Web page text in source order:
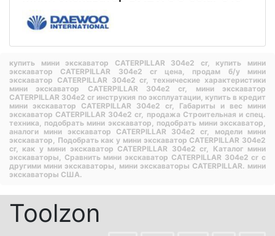
купить мини экскаватор CATERPILLAR 304e2 cr, купить мини
экскаватор CATERPILLAR 304e2 cr цена, продам б/у мини
экскаватор CATERPILLAR 304e2 cr,технические характеристики
мини экскаватор CATERPILLAR 304e2 cr, мини экскаватор
CATERPILLAR 304e2 cr инструкия по эксплуатации, купить в кредит
мини экскаватор CATERPILLAR 304e2 cr, Габариты и вес мини
экскаватор CATERPILLAR 304e2 cr, продажа Строительная и спец.
техника, подобрать мини экскаватор, подобрать мини экскаватор,
аналоги мини экскаватор CATERPILLAR 304e2 cr, модели мини
экскаватор, Подобрать как у мини экскаватор CATERPILLAR 304e2
cr, как у мини экскаватор CATERPILLAR 304e2 cr, Каталог мини
экскаваторы, Сравнить мини экскаватор CATERPILLAR 304e2 cr с
другими мини экскаваторы, мини экскаваторы CATERPILLAR. мини
экскаваторы США.
Toolzon